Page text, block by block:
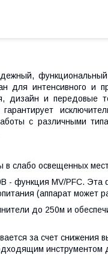
для интенсивного и
дизайн и передовые
с различными
в слабо освещенных
функция MV/PFC. Эта
(аппарат может
до 250м и
за счет снижения
инструментом